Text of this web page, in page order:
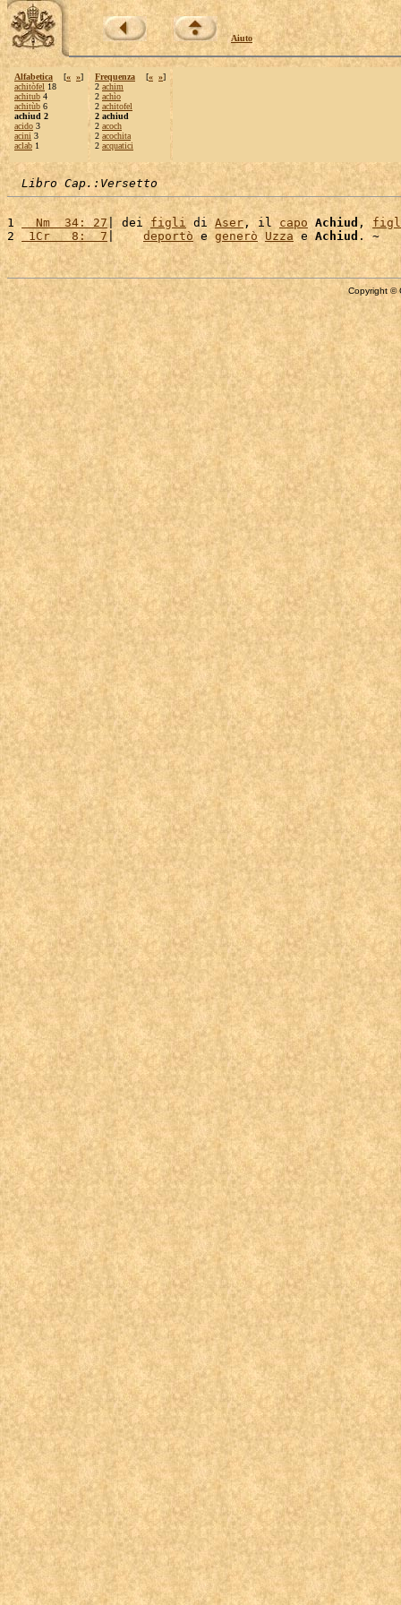
Aiuto
Alfabetica [« »]
achitòfel 18
achitub 4
achitùb 6
achiud 2
acido 3
acini 3
aclab 1
Frequenza [« »]
2 achim
2 achìo
2 achitofel
2 achiud
2 acoch
2 acochita
2 acquatici
Libro Cap.:Versetto
1
  Nm  34: 27
| dei figli di Aser, il capo Achiud ,
2
1Cr   8:  7 | deportò e generò Uzza e Achiud
Copyright ©